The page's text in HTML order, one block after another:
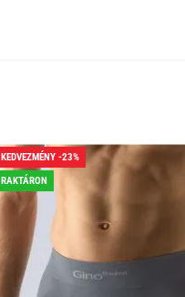
KEDVEZMÉNY -23%
RAKTÁRON